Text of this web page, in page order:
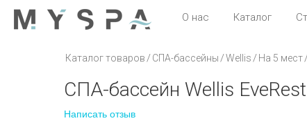
О нас Каталог
Каталог товаров/СПА-бассейны/Wellis/На 5 мест
СПА-бассейн Wellis EveRest
Написать отзыв